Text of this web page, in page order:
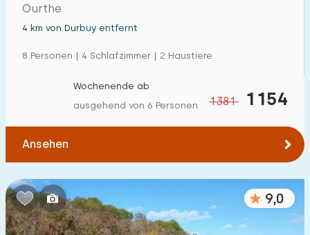
Ourthe
4 km von Durbuy entfernt
8 Personen | 4 Schlafzimmer | 2 Haustiere
1381 1154
Wochenende ab
ausgehend von 6 Personen
Ansehen
9,0